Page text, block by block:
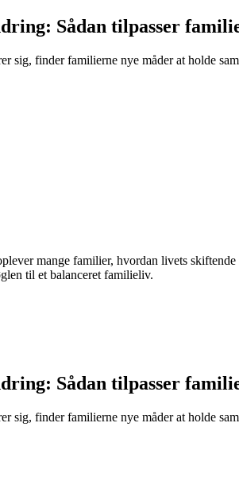
Sådan tilpasser
sig, finder familierne nye måder at holde
mange familier, hvordan livets
til et balanceret familieliv.
Sådan tilpasser
sig, finder familierne nye måder at holde